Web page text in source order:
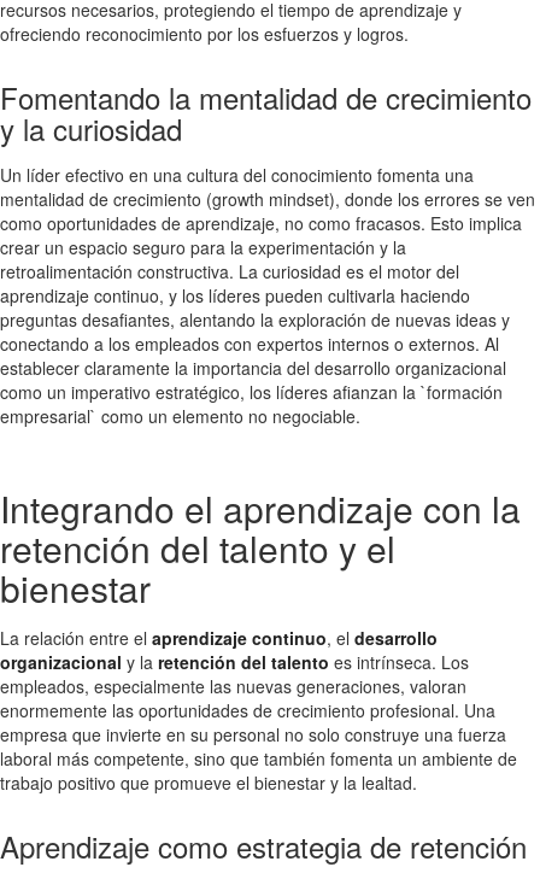
recursos necesarios, protegiendo el tiempo de aprendizaje y
ofreciendo reconocimiento por los esfuerzos y logros.
Fomentando la mentalidad de crecimiento
y la curiosidad
Un líder efectivo en una cultura del conocimiento fomenta una
mentalidad de crecimiento (growth mindset), donde los errores se ven
como oportunidades de aprendizaje, no como fracasos. Esto implica
crear un espacio seguro para la experimentación y la
retroalimentación constructiva. La curiosidad es el motor del
aprendizaje continuo, y los líderes pueden cultivarla haciendo
preguntas desafiantes, alentando la exploración de nuevas ideas y
conectando a los empleados con expertos internos o externos. Al
establecer claramente la importancia del desarrollo organizacional
como un imperativo estratégico, los líderes afianzan la `formación
empresarial` como un elemento no negociable.
Integrando el aprendizaje con la
retención del talento y el
bienestar
La relación entre el aprendizaje continuo, el desarrollo
organizacional y la retención del talento es intrínseca. Los
empleados, especialmente las nuevas generaciones, valoran
enormemente las oportunidades de crecimiento profesional. Una
empresa que invierte en su personal no solo construye una fuerza
laboral más competente, sino que también fomenta un ambiente de
trabajo positivo que promueve el bienestar y la lealtad.
Aprendizaje como estrategia de retención